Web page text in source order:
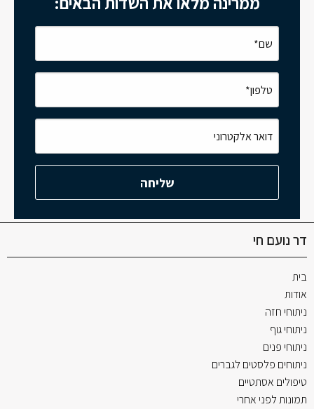
דר נועם חי
בית
אודות
ניתוחי חזה
ניתוחי גוף
ניתוחי פנים
ניתוחים פלסטים לגברים
טיפולים אסתטיים
תמונות לפני אחרי